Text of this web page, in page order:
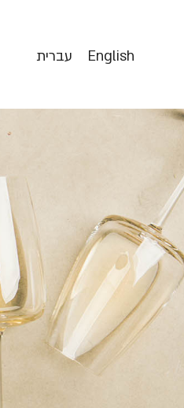
English עברית